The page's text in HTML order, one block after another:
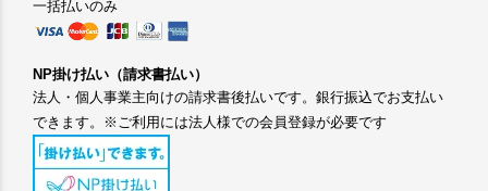
一括払いのみ
NP掛け払い（請求書払い）
法人・個人事業主向けの請求書後払いです。銀行振込でお支払い
できます。※ご利用には法人様での会員登録が必要です